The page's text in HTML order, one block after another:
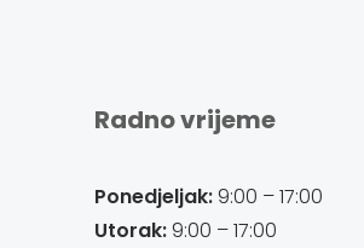
Radno vrijeme
Ponedjeljak:9:00 – 17:00
Utorak:9:00 – 17:00